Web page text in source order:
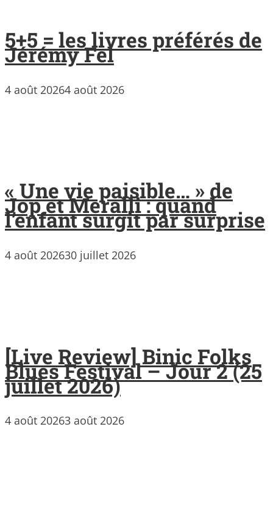
5+5 = les livres préférés de
Jérémy Fel
4 août 20264 août 2026
« Une vie paisible… » de
Jop et Meralli : quand
l’enfant surgit par surprise
4 août 202630 juillet 2026
[Live Review] Binic Folks
Blues Festival – Jour 2 (25
juillet 2026)
4 août 20263 août 2026